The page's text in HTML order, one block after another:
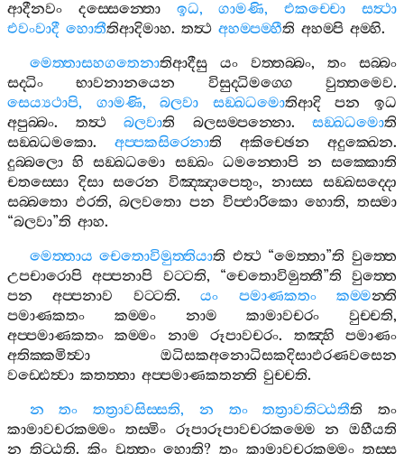
ආදීනවං
දස‍්සෙන‍්තො ඉධ,ගාමණි,එකච‍්චො
සත්‍ථා
එවංවාදී හොතීතිආදිමාහ. තත්‍ථ අහම‍්පම‍්හීති අහම‍්පි අම‍්හි.
මෙත‍්තාසහගතෙනාතිආදීසු යං වත‍්තබ‍්බං, තං
සබ‍්බං
සද‍්ධිං
භාවනානයෙන විසුද‍්ධිමග‍්ගෙ වුත‍්තමෙව.
සෙය්‍යථාපි, ගාමණි,බලවා සඞ‍්ඛධමොතිආදි පන
ඉධ
අපුබ‍්බං. තත්‍ථ බලවාති බලසම‍්පන‍්නො. සඞ‍්ඛධමොති
සඞ‍්ඛධමකො. අප‍්පකසිරෙනාති අකිච‍්ඡෙන අදුක‍්ඛෙන.
දුබ‍්බලො හි සඞ‍්ඛධමො සඞ‍්ඛං ධමන‍්තොපි න සක‍්කොති
චතස‍්සො දිසා සරෙන විඤ‍්ඤාපෙතුං,නාස‍්ස සඞ‍්ඛසද‍්දො
සබ‍්බතො ඵරති,බලවතො පන විප‍්ඵාරිකො හොති,තස‍්මා
“බලවා”ති ආහ.
මෙත‍්තාය චෙතොවිමුත‍්තියාති එත්‍ථ“මෙත‍්තා”ති වුත‍්තෙ
උපචාරොපි අප‍්පනාපි වට‍්ටති, “චෙතොවිමුත‍්තී”ති
වුත‍්තෙ
පන
අප‍්පනාව වට‍්ටති.යං පමාණකතං කම‍්මන‍්ති
පමාණකතං
කම‍්මං නාම කාමාවචරං වුච‍්චති,
අප‍්පමාණකතං
කම‍්මං නාම රූපාවචරං. තඤ‍්හි
පමාණං
අතික‍්කමිත්‍වා
ඔධිසකඅනොධිසකදිසාඵරණවසෙන
වඩ‍්ඪෙත්‍වා කතත‍්තා අප‍්පමාණකතන‍්ති වුච‍්චති.
න
තං තත්‍රාවසිස‍්සති, න තං තත්‍රාවතිට‍්ඨතීති
තං
කාමාවචරකම‍්මං තස‍්මිං රූපාරූපාවචරකම‍්මෙ න
ඔහීයති
න තිට‍්ඨති. කිං වුත‍්තං හොති?තං කාමාවචරකම‍්මං තස‍්ස